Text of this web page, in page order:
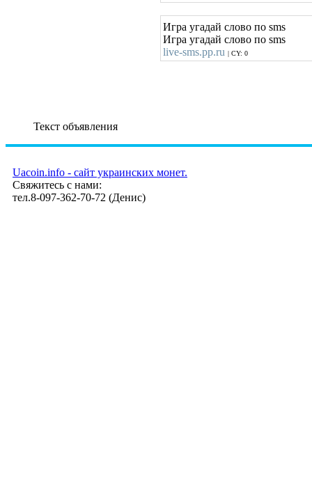
Игра угадай слово по sms
Игра угадай слово по sms
live-sms.pp.ru | CY: 0
Текст объявления
Uacoin.info - сайт украинских монет.
Свяжитесь с нами:
тел.8-097-362-70-72 (Денис)